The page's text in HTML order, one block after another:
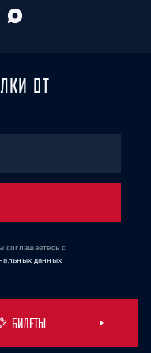
ОТ
соглашаетесь с
данных
БИЛЕТЫ